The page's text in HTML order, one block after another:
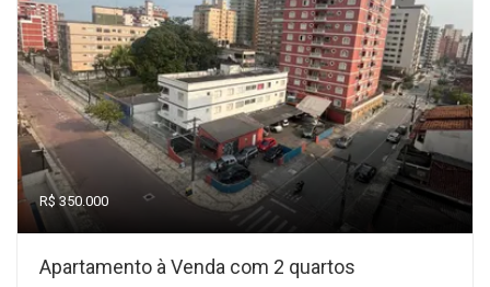
R$ 350.000
Apartamento à Venda com 2 quartos